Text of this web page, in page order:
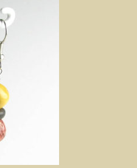
leírását itt olvashatja.
féldrágakő ékszer található,
illetve kristályok felhasználásával
a színek és a formák
elérni.
harmonizálnak viselőik színes,
ruhát is feldobják. Az
úgy tartják, hogy gyógyító
lehetnek a testre és a lélekre. Az
itt talál leírást. Célszerű az
Az szett elemeit az egyes